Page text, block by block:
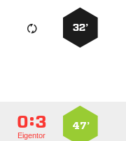
32’
47’
:
Eigentor